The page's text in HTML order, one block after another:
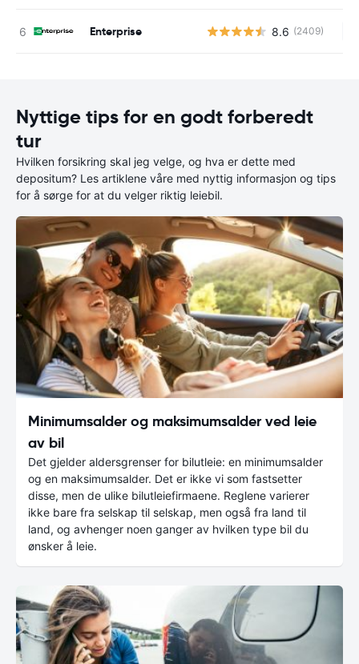
Enterprise 8.6 (2409)
Nyttige tips for en godt forberedt
tur
Hvilken forsikring skal jeg velge, og hva er dette med
depositum? Les artiklene våre med nyttig informasjon og tips
for å sørge for at du velger riktig leiebil.
Minimumsalder og maksimumsalder ved leie
av bil
Det gjelder aldersgrenser for bilutleie: en minimumsalder
og en maksimumsalder. Det er ikke vi som fastsetter
disse, men de ulike bilutleiefirmaene. Reglene varierer
ikke bare fra selskap til selskap, men også fra land til
land, og avhenger noen ganger av hvilken type bil du
ønsker å leie.